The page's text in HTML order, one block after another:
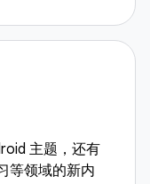
主题，还有
等领域的新内